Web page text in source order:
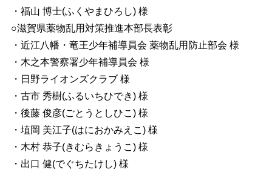
・福山 博士(ふくやまひろし) 様
○滋賀県薬物乱用対策推進本部長表彰
・ 近江八幡 ・ 竜王少年補導員会 薬物乱用防止部会 様
・木之本警察署少年補導員会 様
・日野ライオンズクラブ 様
・古市 秀樹(ふるいちひでき) 様
・後藤 俊彦(ごとう としひこ) 様
・埴岡 美江子(はにおかみえこ) 様
・木村 恭子(きむら きょうこ) 様
・出口 健(でぐちたけし) 様